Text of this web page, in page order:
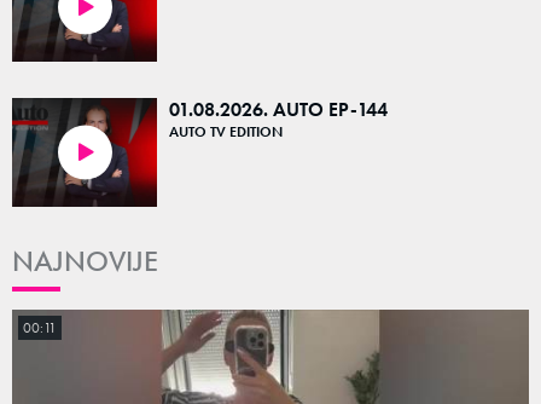
01.08.2026. AUTO EP-144
AUTO TV EDITION
NAJNOVIJE
00:11